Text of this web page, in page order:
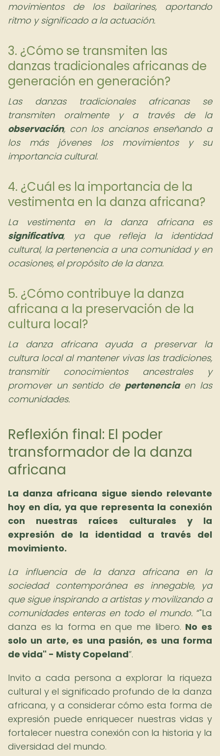
movimientos de los bailarines, aportando
ritmo y significado a la actuación.
3. ¿Cómo se transmiten las
danzas tradicionales africanas de
generación en generación?
Las danzas tradicionales africanas se
transmiten oralmente y a través de la
observación, con los ancianos enseñando a
los más jóvenes los movimientos y su
importancia cultural.
4. ¿Cuál es la importancia de la
vestimenta en la danza africana?
La vestimenta en la danza africana es
significativa, ya que refleja la identidad
cultural, la pertenencia a una comunidad y en
ocasiones, el propósito de la danza.
5. ¿Cómo contribuye la danza
africana a la preservación de la
cultura local?
La danza africana ayuda a preservar la
cultura local al mantener vivas las tradiciones,
transmitir conocimientos ancestrales y
promover un sentido de pertenenciaen las
comunidades.
Reflexión final: El poder
transformador de la danza
africana
La danza africana sigue siendo relevante
hoy en día, ya que representa la conexión
con nuestras raíces culturales y la
expresión de la identidad a través del
movimiento.
La influencia de la danza africana en la
sociedad contemporánea es innegable, ya
que sigue inspirando a artistas y movilizando a
comunidades enteras en todo el mundo. "La
danza es la forma en que me libero. No es
solo un arte, es una pasión, es una forma
de vida" - Misty Copeland .
Invito a cada persona a explorar la riqueza
cultural y el significado profundo de la danza
africana, y a considerar cómo esta forma de
expresión puede enriquecer nuestras vidas y
fortalecer nuestra conexión con la historia y la
diversidad del mundo.